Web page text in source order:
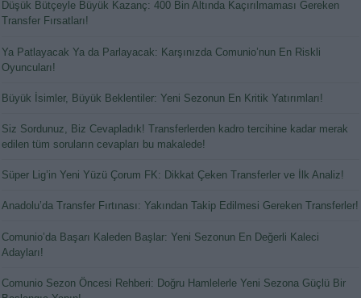
Düşük Bütçeyle Büyük Kazanç: 400 Bin Altında Kaçırılmaması Gereken
Transfer Fırsatları!
Ya Patlayacak Ya da Parlayacak: Karşınızda Comunio’nun En Riskli
Oyuncuları!
Büyük İsimler, Büyük Beklentiler: Yeni Sezonun En Kritik Yatırımları!
Siz Sordunuz, Biz Cevapladık! Transferlerden kadro tercihine kadar merak
edilen tüm soruların cevapları bu makalede!
Süper Lig’in Yeni Yüzü Çorum FK: Dikkat Çeken Transferler ve İlk Analiz!
Anadolu’da Transfer Fırtınası: Yakından Takip Edilmesi Gereken Transferler!
Comunio’da Başarı Kaleden Başlar: Yeni Sezonun En Değerli Kaleci
Adayları!
Comunio Sezon Öncesi Rehberi: Doğru Hamlelerle Yeni Sezona Güçlü Bir